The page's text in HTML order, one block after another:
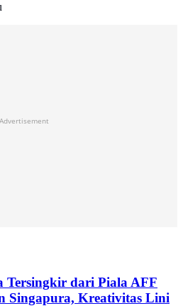
Advertisement
Tersingkir dari Piala AFF
Singapura, Kreativitas Lini